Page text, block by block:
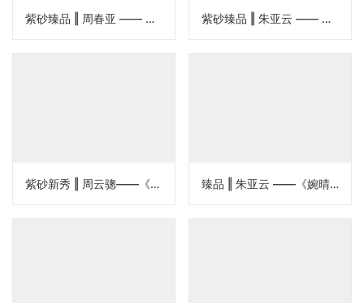
紫砂臻品 ‖ 周春亚 —— 《此乐提梁壶》 紫砂臻品 ‖ 朱亚云 —— 《高竹节思泉》
紫砂新秀 ‖ 周云骢——《思亭壶》 臻品 ‖ 朱亚云 ——《婉晴壶》